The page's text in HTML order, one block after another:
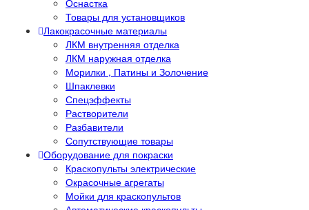
Оснастка
Товары для установщиков
Лакокрасочные материалы
ЛКМ внутренняя отделка
ЛКМ наружная отделка
Морилки , Патины и Золочение
Шпаклевки
Спецэффекты
Растворители
Разбавители
Сопутствующие товары
Оборудование для покраски
Краскопульты электрические
Окрасочные агрегаты
Мойки для краскопультов